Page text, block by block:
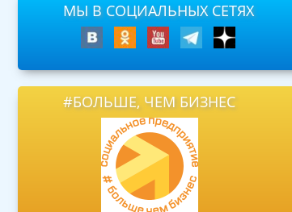
МЫ В СОЦИАЛЬНЫХ СЕТЯХ
#БОЛЬШЕ, ЧЕМ БИЗНЕС